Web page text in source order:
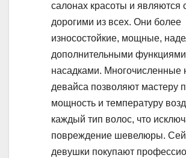
салонах красоты и являются
дорогими из всех. Они более
износостойкие, мощные,
дополнительными
насадками. Многочисленные
девайса позволяют мастеру
мощность и температуру
каждый тип волос, что
повреждение шевелюры.
девушки покупают